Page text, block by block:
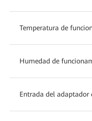
Temperatura de
Humedad de
Entrada del adaptador